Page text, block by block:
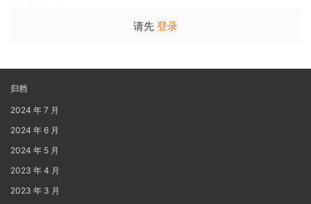
请先 登录
归档
2024 年 7 月
2024 年 6 月
2024 年 5 月
2023 年 4 月
2023 年 3 月